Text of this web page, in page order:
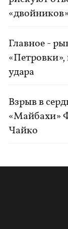
Главное -
удара
Взрыв в
«Майбахи»
Чайко